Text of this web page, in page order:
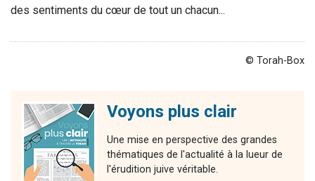
des sentiments du cœur de tout un chacun...
© Torah-Box
Voyons plus clair
Une mise en perspective des grandes
thématiques de l'actualité à la lueur de
l'érudition juive véritable.